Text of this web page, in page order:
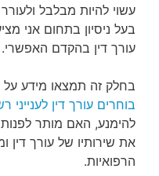
עשוי להיות מבלבל
בעל ניסיון בתחום אני
עורך דין בהקדם האפשרי.
בחלק זה תמצאו מידע על
בוחרים עורך דין לענייני
להימנע, האם מותר
את שירותיו של עורך
הרפואיות.